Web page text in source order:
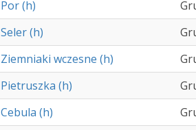
Por (h)
Seler (h)
Ziemniaki wczesne (h)
Pietruszka (h)
Cebula (h)